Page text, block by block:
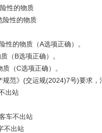
性的物质
险性的物质
性的物质（A选项正确）。
（B选项正确）。
（C选项正确）。
范》(交运规(2024)7号)要求
出站
车不出站
不出站